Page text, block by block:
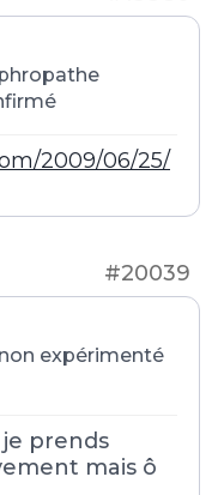
2009/06/25/
#20039
expérimenté
prends
mais ô